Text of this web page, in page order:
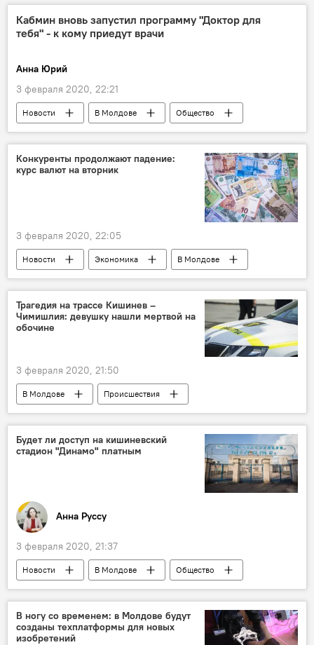
Кабмин вновь запустил программу "Доктор для
тебя" - к кому приедут врачи
Анна Юрий
3 февраля 2020, 22:21
Новости В Молдове
Общество
врачи
доктор
кабинет министров
Конкуренты продолжают падение:
курс валют на вторник
3 февраля 2020, 22:05
Новости Экономика
В Молдове
курс валют
Трагедия на трассе Кишинев –
Чимишлия: девушку нашли мертвой на
обочине
3 февраля 2020, 21:50
В Молдове
Происшествия
Новости
Будет ли доступ на кишиневский
стадион "Динамо" платным
Анна Руссу
3 февраля 2020, 21:37
Новости В Молдове Общество
В ногу со временем: в Молдове будут
созданы техплатформы для новых
изобретений